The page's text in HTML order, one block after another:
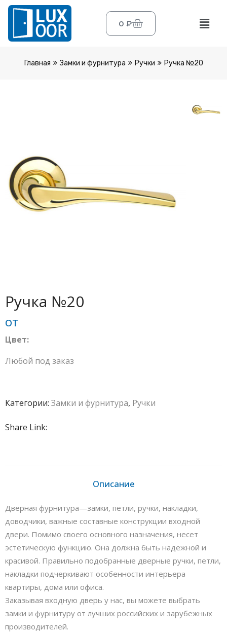
0 ₽
Главная Замки и фурнитура Ручки Ручка №20
Ручка №20
от
Цвет:
Любой под заказ
Категории: Замки и фурнитура, Ручки
Share Link:
Описание
Дверная фурнитура—замки, петли, ручки, накладки,
доводчики, важные составные конструкции входной
двери. Помимо своего основного назначения, несет
эстетическую функцию. Она должна быть надежной и
красивой. Правильно подобранные дверные ручки, петли,
накладки подчеркивают особенности интерьера
квартиры, дома или офиса.
Заказывая входную дверь у нас, вы можете выбрать
замки и фурнитуру от лучших российских и зарубежных
производителей.